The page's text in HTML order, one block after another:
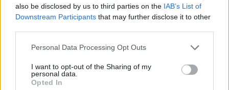
also be disclosed by us to third parties on the IAB’s List of
Downstream Participants that may further disclose it to other
Personal Data Processing Opt Outs
I want to opt-out of the Sharing of my
personal data.
Opted In